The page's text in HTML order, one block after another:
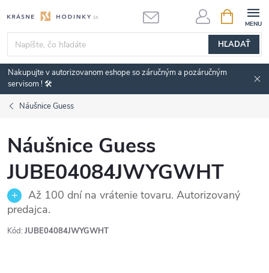
na
obsah
HĽADAŤ
KOŠÍK
Nakupujte v autorizovanom eshope so záručným a pozáručným
servisom ! 🛠️
Náušnice Guess
Náušnice Guess
JUBE04084JWYGWHT
Až 100 dní na vrátenie tovaru. Autorizovaný
predajca.
Kód: JUBE04084JWYGWHT